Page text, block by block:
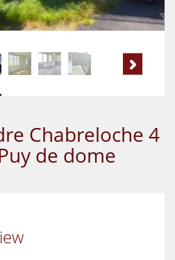
Chabreloche 4
de dome